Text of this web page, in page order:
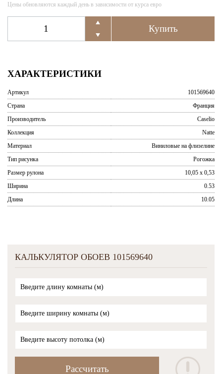
Цены обновляются каждый день в зависимости от курса евро
ХАРАКТЕРИСТИКИ
Артикул
101569640
Страна
Франция
Производитель
Caselio
Коллекция
Natte
Материал
Виниловые на флизелине
Тип рисунка
Рогожка
Размер рулона
10,05 x 0,53
Ширина
0.53
Длина
10.05
КАЛЬКУЛЯТОР ОБОЕВ 101569640